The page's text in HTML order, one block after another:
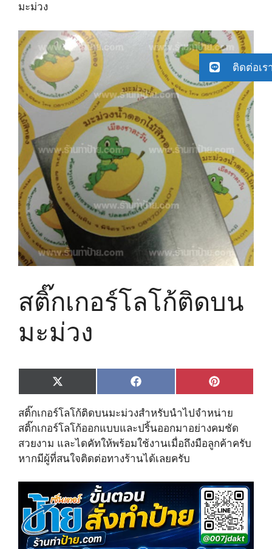
มะม่วง
สติ๊กเกอร์โลโก้ติดบน
มะม่วง
Share
on
X
(
T
w
i
t
e
)
Share
on
F
a
c
e
b
o
o
k
Share
on
P
i
n
t
e
r
e
สติ๊กเกอร์โลโก้ติดบนมะม่วงสำหรับนำไปจำหน่าย
สติ๊กเกอร์โลโก้ออกแบบและปริ้นออกมาอย่างคมชัด
สวยงาม และไดคัทให้พร้อมใช้งานเมื่อถึงมือลูกค้าครับ
หากมีผู้ที่สนใจติดต่อทางร้านได้เลยครับ
ติดต่อเร